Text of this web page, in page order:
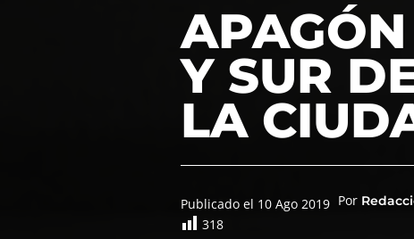
Y SUR
LA
Publicado el 10 Ago 2019 Por
318